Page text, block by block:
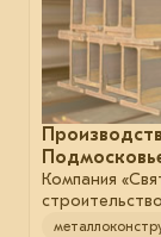
Компания